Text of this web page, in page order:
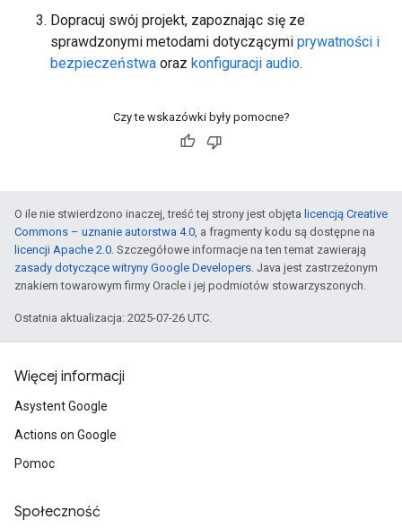
Dopracuj swój projekt, zapoznając się ze
sprawdzonymi metodami dotyczącymi prywatności i
bezpieczeństwa oraz konfiguracji audio.
Czy te wskazówki były pomocne?
O ile nie stwierdzono inaczej, treść tej strony jest objęta licencją Creative
Commons – uznanie autorstwa 4.0, a fragmenty kodu są dostępne na
licencji Apache 2.0. Szczegółowe informacje na ten temat zawierają
zasady dotyczące witryny Google Developers. Java jest zastrzeżonym
znakiem towarowym firmy Oracle i jej podmiotów stowarzyszonych.
Ostatnia aktualizacja: 2025-07-26 UTC.
Więcej informacji
Asystent Google
Actions on Google
Pomoc
Społeczność